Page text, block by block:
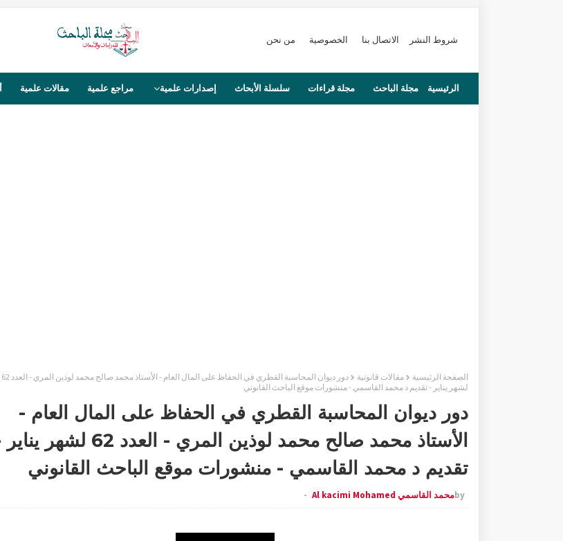
شروط النشر الاتصال بنا الخصوصية من نحن
الرئيسية مجلة الباحث مجلة قراءات سلسلة الأبحاث إصدارات علمية مراجع علمية مقالات علمية
الصفحة الرئيسية مقالات قانونية
دور ديوان المحاسبة القطري في الحفاظ على المال العام - الأستاذ محمد صالح محمد لوذين المري - العدد 62
لشهر يناير - تقديم د محمد القاسمي - منشورات موقع الباحث القانوني
دور ديوان المحاسبة القطري في الحفاظ على المال العام -
الأستاذ محمد صالح محمد لوذين المري - العدد 62 لشهر
تقديم د محمد القاسمي - منشورات موقع الباحث القانوني
byمحمد القاسمي Al kacimi Mohamed